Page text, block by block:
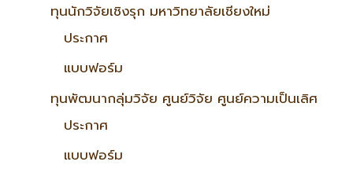
ทุนนักวิจัยเชิงรุก มหาวิทยาลัยเชียงใหม่
ประกาศ
แบบฟอร์ม
ทุนพัฒนากลุ่มวิจัย ศูนย์วิจัย ศูนย์ความเป็นเลิศ
ประกาศ
แบบฟอร์ม